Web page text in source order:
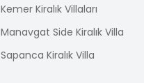
Kemer Kiralık Villaları
Manavgat Side Kiralık Villa
Sapanca Kiralık Villa